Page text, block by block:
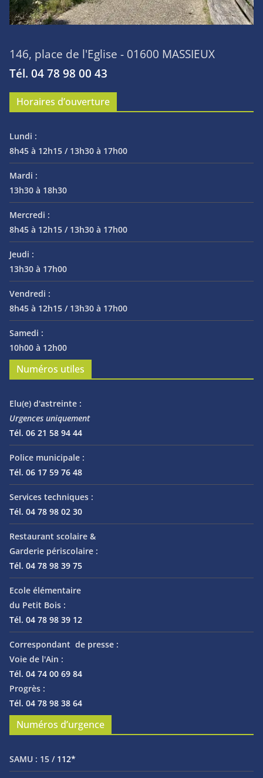
146, place de l'Eglise - 01600 MASSIEUX
Tél. 04 78 98 00 43
Horaires d’ouverture
Lundi :
8h45 à 12h15 / 13h30 à 17h00
Mardi :
13h30 à 18h30
Mercredi :
8h45 à 12h15 / 13h30 à 17h00
Jeudi :
13h30 à 17h00
Vendredi :
8h45 à 12h15 / 13h30 à 17h00
Samedi :
10h00 à 12h00
Numéros utiles
Elu(e) d'astreinte :
Urgences uniquement
Tél. 06 21 58 94 44
Police municipale :
Tél. 06 17 59 76 48
Services techniques :
Tél. 04 78 98 02 30
Restaurant scolaire &
Garderie périscolaire :
Tél. 04 78 98 39 75
Ecole élémentaire
du Petit Bois :
Tél. 04 78 98 39 12
Correspondant de presse :
Voie de l'Ain :
Tél. 04 74 00 69 84
Progrès :
Tél. 04 78 98 38 64
Numéros d’urgence
SAMU : 15 / 112*